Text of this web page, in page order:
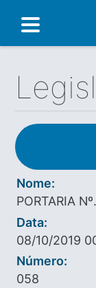
Nome:
PORTARIA
Data:
08/10/2019
Número:
058